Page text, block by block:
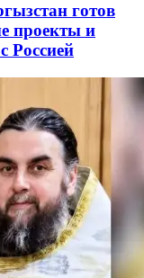
готов
проекты и
Россией